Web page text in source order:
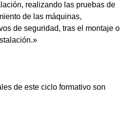
realizando las pruebas de
de las máquinas,
de seguridad, tras el montaje o
de este ciclo formativo son